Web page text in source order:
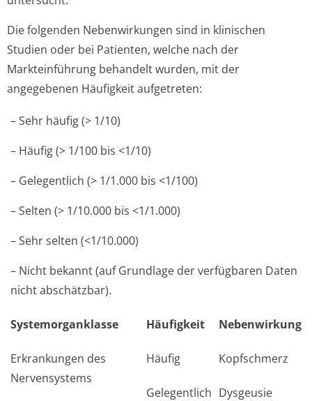
Die folgenden Nebenwirkungen sind in klinischen
Studien oder bei Patienten, welche nach der
Markteinführung behandelt wurden, mit der
angegebenen Häufigkeit aufgetreten:
– Sehr häufig (> 1/10)
– Häufig (> 1/100 bis <1/10)
– Gelegentlich (> 1/1.000 bis <1/100)
– Selten (> 1/10.000 bis <1/1.000)
– Sehr selten (<1/10.000)
– Nicht bekannt (auf Grundlage der verfügbaren Daten
nicht abschätzbar).
Systemorganklasse Häufigkeit Nebenwirkung
Erkrankungen des
Nervensystems
Häufig Kopfschmerz
Gelegentlich Dysgeusie